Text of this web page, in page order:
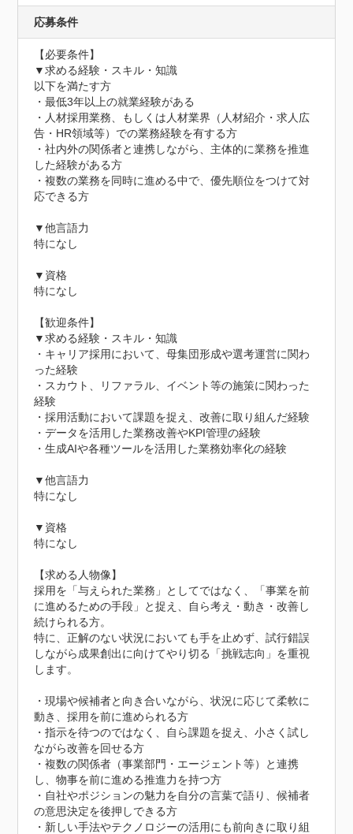
応募条件
【必要条件】
▼求める経験・スキル・知識
以下を満たす方
・最低3年以上の就業経験がある
・人材採用業務、もしくは人材業界（人材紹介・求人広
告・HR領域等）での業務経験を有する方
・社内外の関係者と連携しながら、主体的に業務を推進
した経験がある方
・複数の業務を同時に進める中で、優先順位をつけて対
応できる方
▼他言語力
特になし
▼資格
特になし
【歓迎条件】
▼求める経験・スキル・知識
・キャリア採用において、母集団形成や選考運営に関わ
った経験
・スカウト、リファラル、イベント等の施策に関わった
経験
・採用活動において課題を捉え、改善に取り組んだ経験
・データを活用した業務改善やKPI管理の経験
・生成AIや各種ツールを活用した業務効率化の経験
▼他言語力
特になし
▼資格
特になし
【求める人物像】
採用を「与えられた業務」としてではなく、「事業を前
に進めるための手段」と捉え、自ら考え・動き・改善し
続けられる方。
特に、正解のない状況においても手を止めず、試行錯誤
しながら成果創出に向けてやり切る「挑戦志向」を重視
します。
・現場や候補者と向き合いながら、状況に応じて柔軟に
動き、採用を前に進められる方
・指示を待つのではなく、自ら課題を捉え、小さく試し
ながら改善を回せる方
・複数の関係者（事業部門・エージェント等）と連携
し、物事を前に進める推進力を持つ方
・自社やポジションの魅力を自分の言葉で語り、候補者
の意思決定を後押しできる方
・新しい手法やテクノロジーの活用にも前向きに取り組